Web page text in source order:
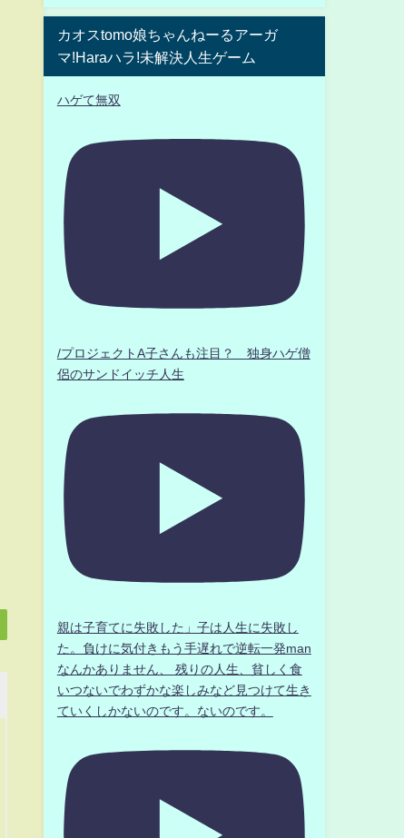
カオスtomo娘ちゃんねーるアーガ
マ!Haraハラ!未解決人生ゲーム
ハゲて無双
/プロジェクトA子さんも注目？ 独身ハゲ僧
侶のサンドイッチ人生
親は子育てに失敗した」子は人生に失敗し
た。負けに気付きもう手遅れで逆転一発man
なんかありません、 残りの人生、貧しく食
いつないでわずかな楽しみなど見つけて生き
ていくしかないのです。ないのです。